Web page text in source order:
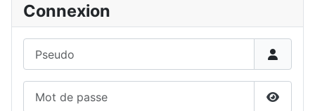
Connexion